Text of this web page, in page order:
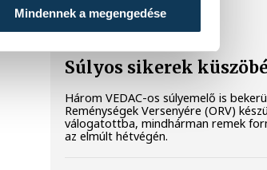
Mindennek a megengedése
Súlyos sikerek
Három VEDAC-os súlyemelő is
Reménységek Versenyére (ORV)
válogatottba, mindhárman remek
az elmúlt hétvégén.